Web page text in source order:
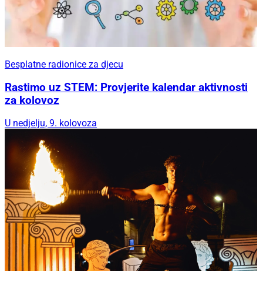
Besplatne radionice za djecu
Rastimo uz STEM: Provjerite kalendar aktivnosti
za kolovoz
U nedjelju, 9. kolovoza